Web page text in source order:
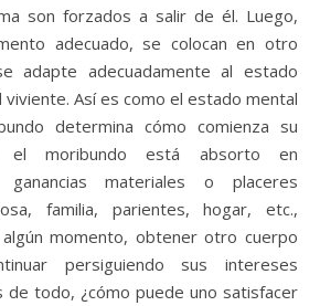
son forzados a salir de él. Luego,
adecuado, se colocan en otro
adapte adecuadamente al estado
Así es como el estado mental
determina cómo comienza su
el moribundo está absorto en
materiales o placeres
familia, parientes, hogar, etc.,
momento, obtener otro cuerpo
persiguiendo sus intereses
de todo, ¿cómo puede uno satisfacer